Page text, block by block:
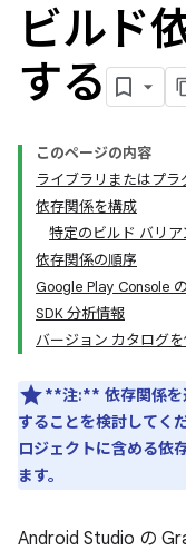
ビルド
する
このページの内容
ライブラリまたはプ
依存関係を構成
特定のビルド バリ
依存関係の順序
Google Play Console
SDK 分析情報
バージョン カタログ
**注:** 依存関係を
することを検討してく
ロジェクトに含める依
ます。
Android Studio の